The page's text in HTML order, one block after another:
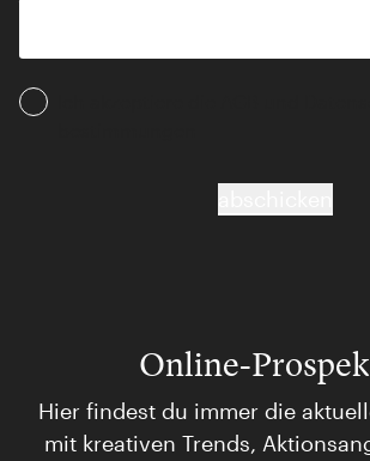
Online-
Hier findest du immer die
mit kreativen Trends,